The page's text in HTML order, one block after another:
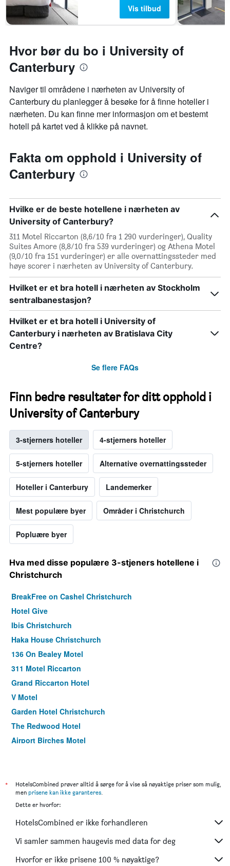
Vis tilbud
Hvor bør du bo i University of
Canterbury
Naviger til områdene i nærheten av University of
Canterbury du planlegger å besøke for å finne hoteller i
nærheten. Du kan finne mer informasjon om et bestemt
hotell på kartet ved å klikke på navnet.
Fakta om opphold i University of
Canterbury
Hvilke er de beste hotellene i nærheten av
University of Canterbury?
311 Motel Riccarton (8,6/10 fra 1 290 vurderinger), Quality
Suites Amore (8,8/10 fra 539 vurderinger) og Athena Motel
(9,0/10 fra 151 vurderinger) er alle overnattingssteder med
høye scorer i nærheten av University of Canterbury.
Hvilket er et bra hotell i nærheten av Stockholm
sentralbanestasjon?
Hvilket er et bra hotell i University of
Canterbury i nærheten av Bratislava City
Centre?
Se flere FAQs
Finn bedre resultater for ditt opphold i
University of Canterbury
3-stjerners hoteller 4-stjerners hoteller
5-stjerners hoteller Alternative overnattingssteder
Hoteller i Canterbury Landemerker
Mest populære byer Områder i Christchurch
Popluære byer
Hva med disse populære 3-stjeners hotellene i
Christchurch
BreakFree on Cashel Christchurch
Hotel Give
Ibis Christchurch
Haka House Christchurch
136 On Bealey Motel
311 Motel Riccarton
Grand Riccarton Hotel
V Motel
Garden Hotel Christchurch
The Redwood Hotel
Airport Birches Motel
Riccarton Mall Motel
Camelot Motor Lodge
Arcadia Motel
Argyle on the Park
Apollo Motel Christchurch
*
HotelsCombined prøver alltid å sørge for å vise så nøyaktige priser som mulig,
men prisene kan ikke garanteres.
Dette er hvorfor:
HotelsCombined er ikke forhandleren
Vi samler sammen haugevis med data for deg
Hvorfor er ikke prisene 100 % nøyaktige?